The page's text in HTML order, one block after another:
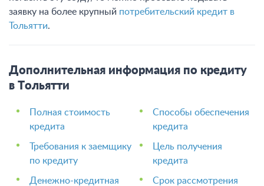
заявку на более крупный потребительский кредит в
Тольятти.
Дополнительная информация по кредиту
в Тольятти
Полная стоимость
кредита
Требования к заемщику
по кредиту
Денежно-кредитная
Способы обеспечения
кредита
Цель получения
кредита
Срок рассмотрения